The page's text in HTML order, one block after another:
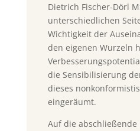
Dietrich Fischer-Dörl
unterschiedlichen
Wichtigkeit der
den eigenen Wurzeln
die Sensibilisierung
dieses
eingeräumt.
Auf die abschließende